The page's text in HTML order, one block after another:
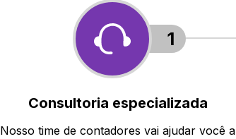
1
Consultoria especializada
Nosso time de contadores vai ajudar você a